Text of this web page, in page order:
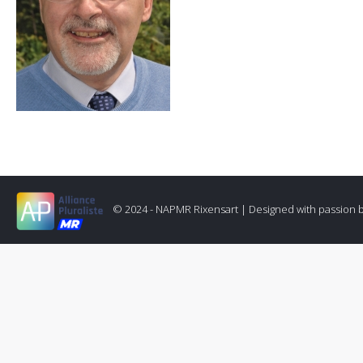
© 2024 - NAPMR Rixensart | Designed with passion